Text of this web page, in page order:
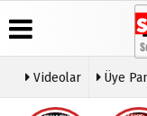
Videolar Üye